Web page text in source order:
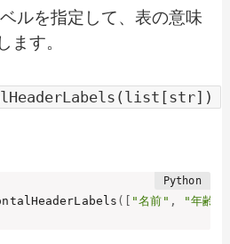
ルを指定して、表の意味
ます。
( "名前" , "年齢"